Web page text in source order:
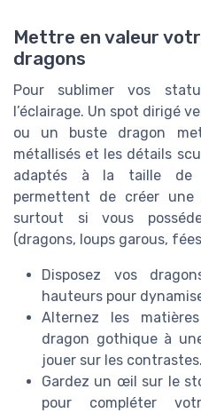
Mettre en valeur
dragons
Pour sublimer vos
l’éclairage. Un spot dirigé
ou un buste dragon
métallisés et les détails
adaptés à la taille de
permettent de créer une
surtout si vous
(dragons, loups garous,
Disposez vos
hauteurs pour
Alternez les
dragon gothique à
jouer sur les contrastes.
Gardez un œil sur le
pour compléter